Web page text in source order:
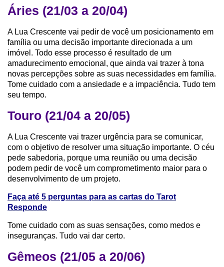
Áries (21/03 a 20/04)
A Lua Crescente vai pedir de você um posicionamento em
família ou uma decisão importante direcionada a um
imóvel. Todo esse processo é resultado de um
amadurecimento emocional, que ainda vai trazer à tona
novas percepções sobre as suas necessidades em família.
Tome cuidado com a ansiedade e a impaciência. Tudo tem
seu tempo.
Touro (21/04 a 20/05)
A Lua Crescente vai trazer urgência para se comunicar,
com o objetivo de resolver uma situação importante. O céu
pede sabedoria, porque uma reunião ou uma decisão
podem pedir de você um comprometimento maior para o
desenvolvimento de um projeto.
Faça até 5 perguntas para as cartas do Tarot
Responde
Tome cuidado com as suas sensações, como medos e
inseguranças. Tudo vai dar certo.
Gêmeos (21/05 a 20/06)